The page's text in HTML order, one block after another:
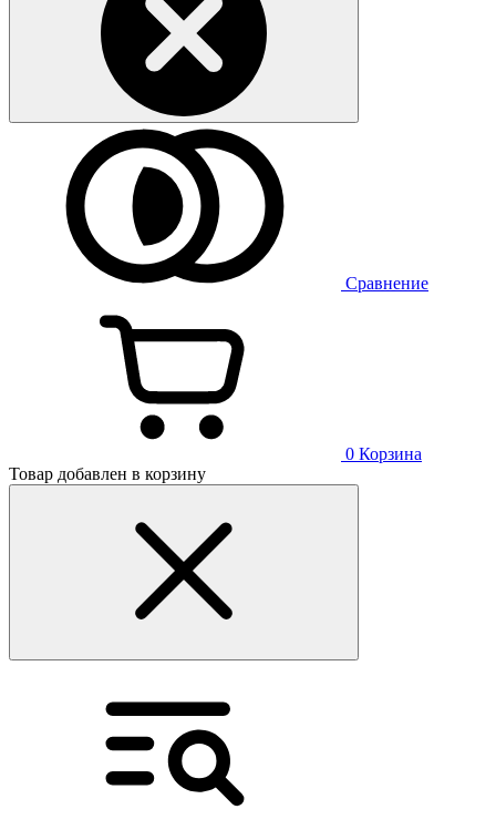
Сравнение
0 Корзина
Товар добавлен в корзину